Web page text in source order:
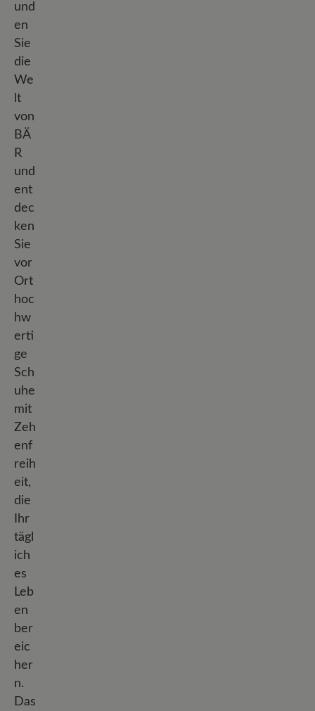
und
en
Sie
die
We
lt
von
BÄ
R
und
ent
dec
ken
Sie
vor
Ort
hoc
hw
erti
ge
Sch
uhe
mit
Zeh
enf
reih
eit,
die
Ihr
tägl
ich
es
Leb
en
ber
eic
her
n.
Das